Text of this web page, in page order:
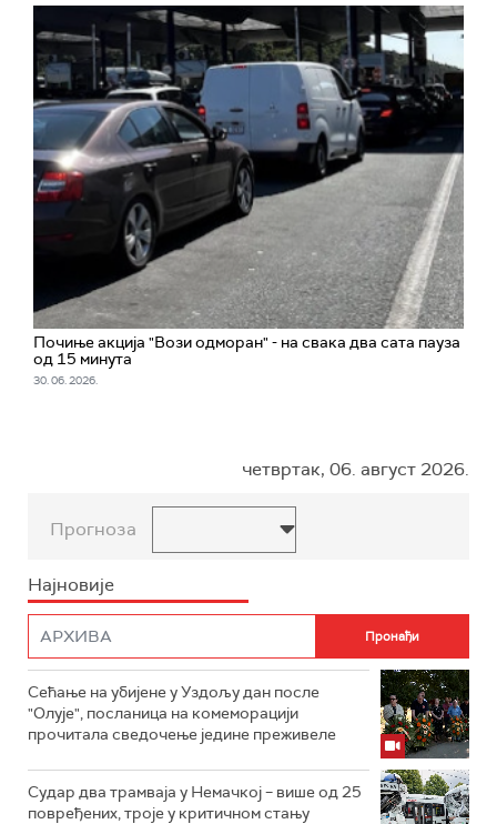
Почиње акција "Вози одморан" - на свака два сата пауза
од 15 минута
30. 06. 2026.
четвртак, 06. август 2026.
Прогноза
Најновије
Сећање на убијене у Уздољу дан после
"Олује", посланица на комеморацији
прочитала сведочење једине преживеле
Судар два трамваја у Немачкој – више од 25
повређених, троје у критичном стању